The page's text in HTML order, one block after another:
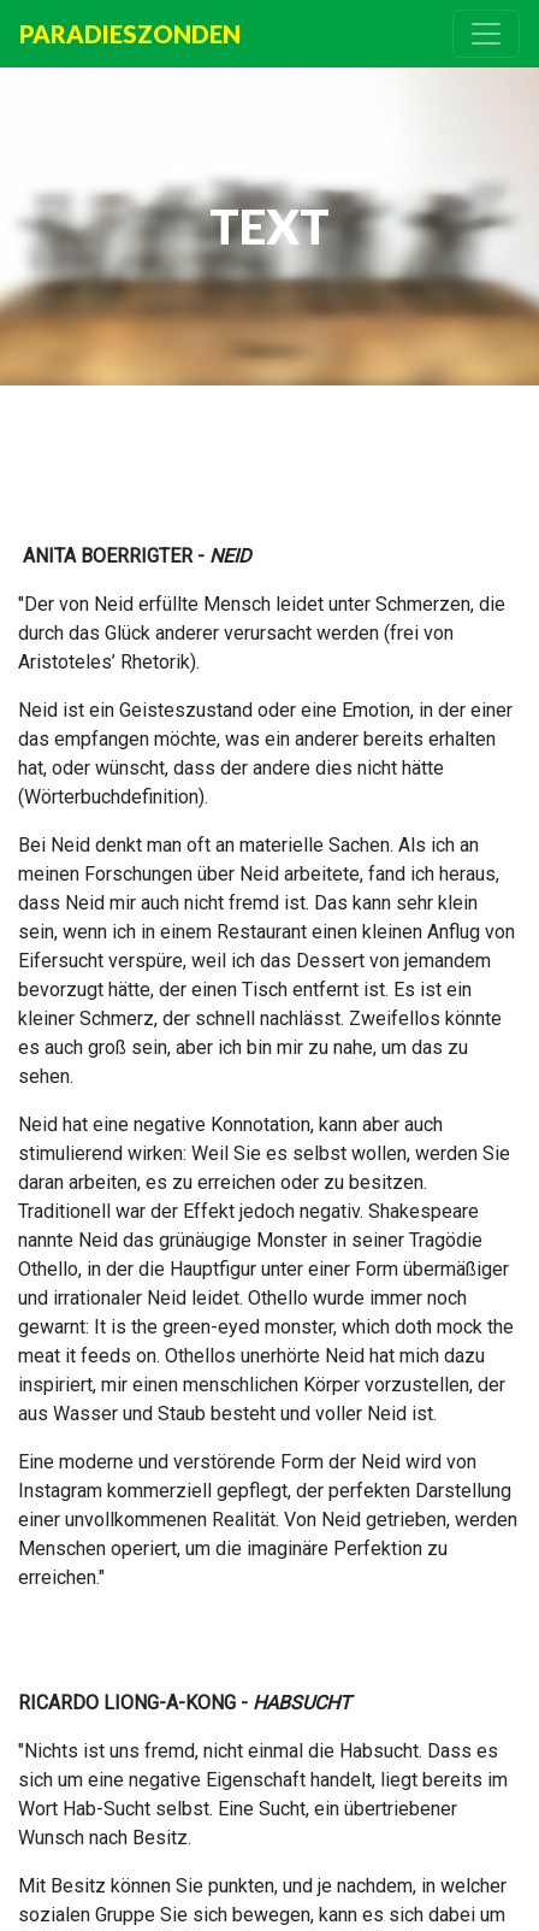
PARADIESZONDEN
TEXT
ANITA BOERRIGTER - NEID
"Der von Neid erfüllte Mensch leidet unter Schmerzen, die
durch das Glück anderer verursacht werden (frei von
Aristoteles’ Rhetorik).
Neid ist ein Geisteszustand oder eine Emotion, in der einer
das empfangen möchte, was ein anderer bereits erhalten
hat, oder wünscht, dass der andere dies nicht hätte
(Wörterbuchdefinition).
Bei Neid denkt man oft an materielle Sachen. Als ich an
meinen Forschungen über Neid arbeitete, fand ich heraus,
dass Neid mir auch nicht fremd ist. Das kann sehr klein
sein, wenn ich in einem Restaurant einen kleinen Anflug von
Eifersucht verspüre, weil ich das Dessert von jemandem
bevorzugt hätte, der einen Tisch entfernt ist. Es ist ein
kleiner Schmerz, der schnell nachlässt. Zweifellos könnte
es auch groß sein, aber ich bin mir zu nahe, um das zu
sehen.
Neid hat eine negative Konnotation, kann aber auch
stimulierend wirken: Weil Sie es selbst wollen, werden Sie
daran arbeiten, es zu erreichen oder zu besitzen.
Traditionell war der Effekt jedoch negativ. Shakespeare
nannte Neid das grünäugige Monster in seiner Tragödie
Othello, in der die Hauptfigur unter einer Form übermäßiger
und irrationaler Neid leidet. Othello wurde immer noch
gewarnt: It is the green-eyed monster, which doth mock the
meat it feeds on. Othellos unerhörte Neid hat mich dazu
inspiriert, mir einen menschlichen Körper vorzustellen, der
aus Wasser und Staub besteht und voller Neid ist.
Eine moderne und verstörende Form der Neid wird von
Instagram kommerziell gepflegt, der perfekten Darstellung
einer unvollkommenen Realität. Von Neid getrieben, werden
Menschen operiert, um die imaginäre Perfektion zu
erreichen."
RICARDO LIONG-A-KONG - HABSUCHT
"Nichts ist uns fremd, nicht einmal die Habsucht. Dass es
sich um eine negative Eigenschaft handelt, liegt bereits im
Wort Hab-Sucht selbst. Eine Sucht, ein übertriebener
Wunsch nach Besitz.
Mit Besitz können Sie punkten, und je nachdem, in welcher
sozialen Gruppe Sie sich bewegen, kann es sich dabei um